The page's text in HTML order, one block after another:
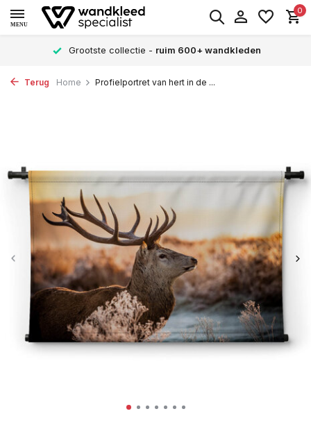
MENU
0
Grootste collectie - ruim 600+ wandkleden
Terug Home Profielportret van hert in de ...